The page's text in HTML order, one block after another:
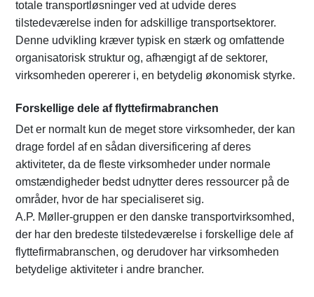
totale transportløsninger ved at udvide deres
tilstedeværelse inden for adskillige transportsektorer.
Denne udvikling kræver typisk en stærk og omfattende
organisatorisk struktur og, afhængigt af de sektorer,
virksomheden opererer i, en betydelig økonomisk styrke.
Forskellige dele af flyttefirmabranchen
Det er normalt kun de meget store virksomheder, der kan
drage fordel af en sådan diversificering af deres
aktiviteter, da de fleste virksomheder under normale
omstændigheder bedst udnytter deres ressourcer på de
områder, hvor de har specialiseret sig.
A.P. Møller-gruppen er den danske transportvirksomhed,
der har den bredeste tilstedeværelse i forskellige dele af
flyttefirmabranschen, og derudover har virksomheden
betydelige aktiviteter i andre brancher.